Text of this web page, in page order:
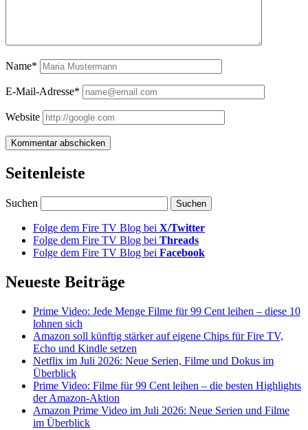
Name*
E-Mail-Adresse*
Website
Seitenleiste
Suchen
Folge dem Fire TV Blog bei X/Twitter
Folge dem Fire TV Blog bei Threads
Folge dem Fire TV Blog bei Facebook
Neueste Beiträge
Prime Video: Jede Menge Filme für 99 Cent leihen – diese 10
lohnen sich
Amazon soll künftig stärker auf eigene Chips für Fire TV,
Echo und Kindle setzen
Netflix im Juli 2026: Neue Serien, Filme und Dokus im
Überblick
Prime Video: Filme für 99 Cent leihen – die besten Highlights
der Amazon-Aktion
Amazon Prime Video im Juli 2026: Neue Serien und Filme
im Überblick